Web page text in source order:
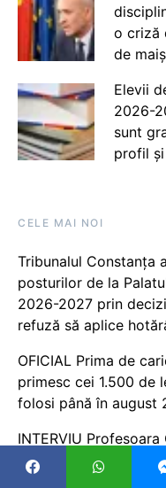
o criză
de
Elevii
2026-
sunt
profil
CELE MAI NOI
Tribunalul Constanța
posturilor de la
2026-2027 prin
refuză să aplice
OFICIAL Prima de
primesc cei 1.500 de
folosi până în august
INTERVIU
Festivalului de book-